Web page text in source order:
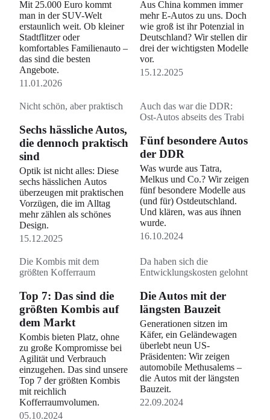
Mit 25.000 Euro kommt
man in der SUV-Welt
erstaunlich weit. Ob kleiner
Stadtflitzer oder
komfortables Familienauto –
das sind die besten
Angebote.
11.01.2026
Aus China kommen immer
mehr E-Autos zu uns. Doch
wie groß ist ihr Potenzial in
Deutschland? Wir stellen dir
drei der wichtigsten Modelle
vor.
15.12.2025
Nicht schön, aber praktisch
Sechs hässliche Autos,
die dennoch praktisch
sind
Optik ist nicht alles: Diese
sechs hässlichen Autos
überzeugen mit praktischen
Vorzügen, die im Alltag
mehr zählen als schönes
Design.
15.12.2025
Auch das war die DDR:
Ost-Autos abseits des Trabi
Fünf besondere Autos
der DDR
Was wurde aus Tatra,
Melkus und Co.? Wir zeigen
fünf besondere Modelle aus
(und für) Ostdeutschland.
Und klären, was aus ihnen
wurde.
16.10.2024
Die Kombis mit dem
größten Kofferraum
Top 7: Das sind die
größten Kombis auf
dem Markt
Kombis bieten Platz, ohne
zu große Kompromisse bei
Agilität und Verbrauch
einzugehen. Das sind unsere
Top 7 der größten Kombis
mit reichlich
Kofferraumvolumen.
05.10.2024
Da haben sich die
Entwicklungskosten gelohnt
Die Autos mit der
längsten Bauzeit
Generationen sitzen im
Käfer, ein Geländewagen
überlebt neun US-
Präsidenten: Wir zeigen
automobile Methusalems –
die Autos mit der längsten
Bauzeit.
22.09.2024